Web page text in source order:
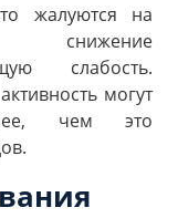
жалуются на
снижение
слабость.
могут
чем это